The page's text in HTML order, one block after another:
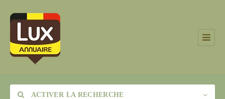
ACTIVER LA RECHERCHE